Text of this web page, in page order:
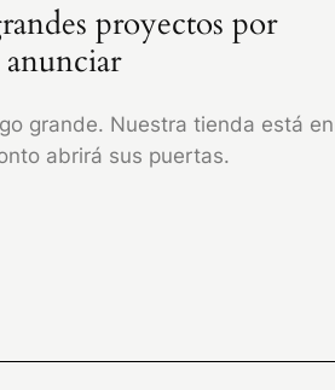
proyectos por
anunciar
grande. Nuestra tienda está en
abrirá sus puertas.